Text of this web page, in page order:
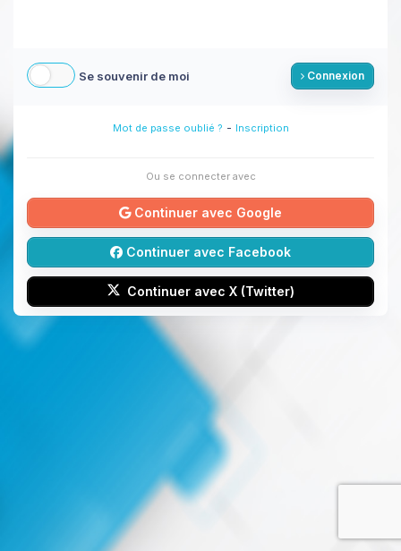
Se souvenir de moi Connexion
Mot de passe oublié ? - Inscription
Ou se connecter avec
Continuer avec Google
Continuer avec Facebook
Continuer avec X (Twitter)